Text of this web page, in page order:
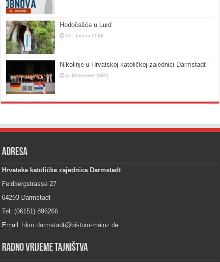
Hodočašće u Lurd
29. Januar 2026
Nikolinje u Hrvatskoj katoličkoj zajednici Darmstadt
2. Dezember 2025
Adresa
Hrvatska katolička zajednica Darmstadt
Feldbergstrasse 27
64293 Darmstadt
Tel: (06151) 896266
Email: hkm.darmstadt@bistum-mainz.de
Radno vrijeme tajništva